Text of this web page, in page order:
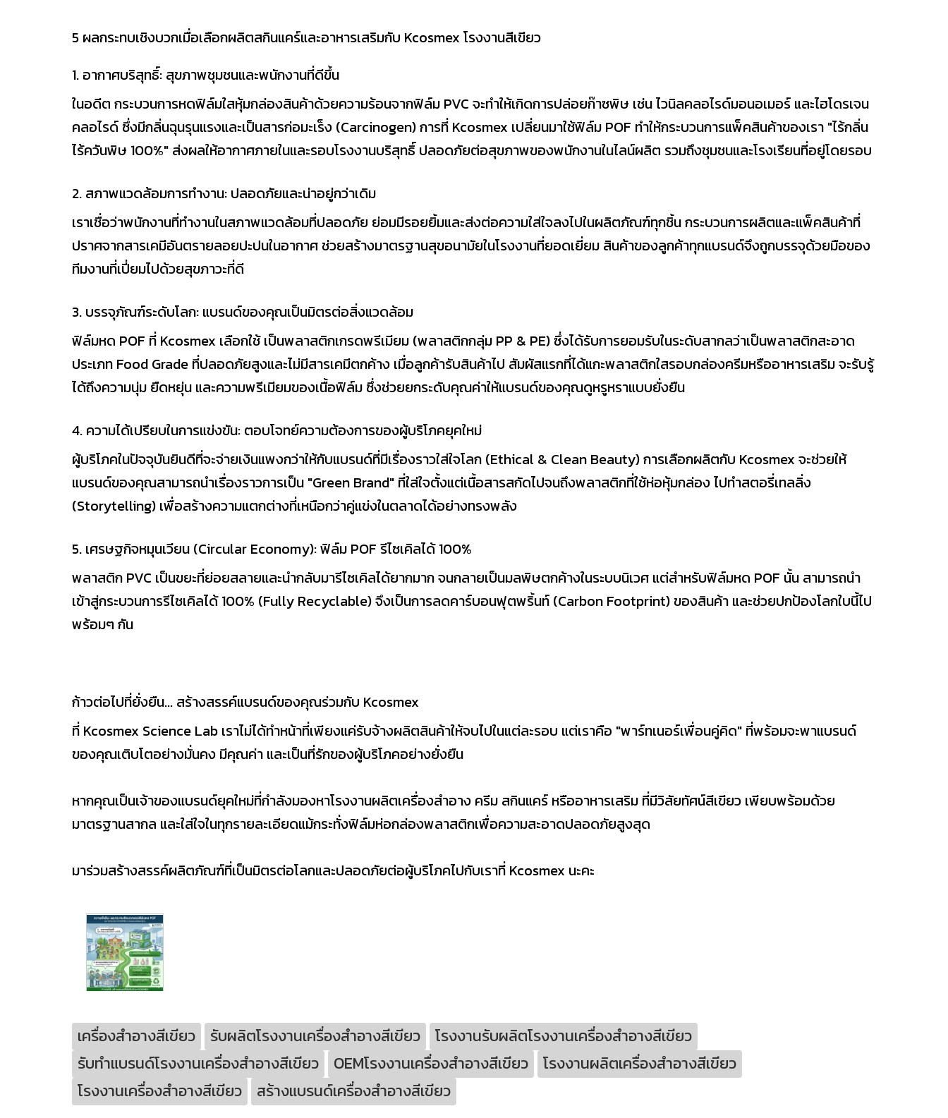
5 ผลกระทบเชิงบวกเมื่อเลือกผลิตสกินแคร์และอาหารเสริมกับ Kcosmex โรงงานสีเขียว
1. อากาศบริสุทธิ์: สุขภาพชุมชนและพนักงานที่ดีขึ้น
ในอดีต กระบวนการหดฟิล์มใสหุ้มกล่องสินค้าด้วยความร้อนจากฟิล์ม PVC จะทำให้เกิดการปล่อยก๊าซพิษ เช่น ไวนิลคลอไรด์มอนอเมอร์ และไฮโดรเจน
คลอไรด์ ซึ่งมีกลิ่นฉุนรุนแรงและเป็นสารก่อมะเร็ง (Carcinogen) การที่ Kcosmex เปลี่ยนมาใช้ฟิล์ม POF ทำให้กระบวนการแพ็คสินค้าของเรา "ไร้กลิ่น
ไร้ควันพิษ 100%" ส่งผลให้อากาศภายในและรอบโรงงานบริสุทธิ์ ปลอดภัยต่อสุขภาพของพนักงานในไลน์ผลิต รวมถึงชุมชนและโรงเรียนที่อยู่โดยรอบ
2. สภาพแวดล้อมการทำงาน: ปลอดภัยและน่าอยู่กว่าเดิม
เราเชื่อว่าพนักงานที่ทำงานในสภาพแวดล้อมที่ปลอดภัย ย่อมมีรอยยิ้มและส่งต่อความใส่ใจลงไปในผลิตภัณฑ์ทุกชิ้น กระบวนการผลิตและแพ็คสินค้าที่
ปราศจากสารเคมีอันตรายลอยปะปนในอากาศ ช่วยสร้างมาตรฐานสุขอนามัยในโรงงานที่ยอดเยี่ยม สินค้าของลูกค้าทุกแบรนด์จึงถูกบรรจุด้วยมือของ
ทีมงานที่เปี่ยมไปด้วยสุขภาวะที่ดี
3. บรรจุภัณฑ์ระดับโลก: แบรนด์ของคุณเป็นมิตรต่อสิ่งแวดล้อม
ฟิล์มหด POF ที่ Kcosmex เลือกใช้ เป็นพลาสติกเกรดพรีเมียม (พลาสติกกลุ่ม PP & PE) ซึ่งได้รับการยอมรับในระดับสากลว่าเป็นพลาสติกสะอาด
ประเภท Food Grade ที่ปลอดภัยสูงและไม่มีสารเคมีตกค้าง เมื่อลูกค้ารับสินค้าไป สัมผัสแรกที่ได้แกะพลาสติกใสรอบกล่องครีมหรืออาหารเสริม จะรับรู้
ได้ถึงความนุ่ม ยืดหยุ่น และความพรีเมียมของเนื้อฟิล์ม ซึ่งช่วยยกระดับคุณค่าให้แบรนด์ของคุณดูหรูหราแบบยั่งยืน
4. ความได้เปรียบในการแข่งขัน: ตอบโจทย์ความต้องการของผู้บริโภคยุคใหม่
ผู้บริโภคในปัจจุบันยินดีที่จะจ่ายเงินแพงกว่าให้กับแบรนด์ที่มีเรื่องราวใส่ใจโลก (Ethical & Clean Beauty) การเลือกผลิตกับ Kcosmex จะช่วยให้
แบรนด์ของคุณสามารถนำเรื่องราวการเป็น "Green Brand" ที่ใส่ใจตั้งแต่เนื้อสารสกัดไปจนถึงพลาสติกที่ใช้ห่อหุ้มกล่อง ไปทำสตอรี่เทลลิ่ง
(Storytelling) เพื่อสร้างความแตกต่างที่เหนือกว่าคู่แข่งในตลาดได้อย่างทรงพลัง
5. เศรษฐกิจหมุนเวียน (Circular Economy): ฟิล์ม POF รีไซเคิลได้ 100%
พลาสติก PVC เป็นขยะที่ย่อยสลายและนำกลับมารีไซเคิลได้ยากมาก จนกลายเป็นมลพิษตกค้างในระบบนิเวศ แต่สำหรับฟิล์มหด POF นั้น สามารถนำ
เข้าสู่กระบวนการรีไซเคิลได้ 100% (Fully Recyclable) จึงเป็นการลดคาร์บอนฟุตพริ้นท์ (Carbon Footprint) ของสินค้า และช่วยปกป้องโลกใบนี้ไป
พร้อมๆ กัน
ก้าวต่อไปที่ยั่งยืน... สร้างสรรค์แบรนด์ของคุณร่วมกับ Kcosmex
ที่ Kcosmex Science Lab เราไม่ได้ทำหน้าที่เพียงแค่รับจ้างผลิตสินค้าให้จบไปในแต่ละรอบ แต่เราคือ "พาร์ทเนอร์เพื่อนคู่คิด" ที่พร้อมจะพาแบรนด์
ของคุณเติบโตอย่างมั่นคง มีคุณค่า และเป็นที่รักของผู้บริโภคอย่างยั่งยืน
หากคุณเป็นเจ้าของแบรนด์ยุคใหม่ที่กำลังมองหาโรงงานผลิตเครื่องสำอาง ครีม สกินแคร์ หรืออาหารเสริม ที่มีวิสัยทัศน์สีเขียว เพียบพร้อมด้วย
มาตรฐานสากล และใส่ใจในทุกรายละเอียดแม้กระทั่งฟิล์มห่อกล่องพลาสติกเพื่อความสะอาดปลอดภัยสูงสุด
มาร่วมสร้างสรรค์ผลิตภัณฑ์ที่เป็นมิตรต่อโลกและปลอดภัยต่อผู้บริโภคไปกับเราที่ Kcosmex นะคะ
เครื่องสำอางสีเขียว รับผลิตโรงงานเครื่องสำอางสีเขียว
โรงงานรับผลิตโรงงานเครื่องสำอางสีเขียว
รับทำแบรนด์โรงงานเครื่องสำอางสีเขียว
OEMโรงงานเครื่องสำอางสีเขียว
โรงงานผลิตเครื่องสำอางสีเขียว
โรงงานเครื่องสำอางสีเขียว
สร้างแบรนด์เครื่องสำอางสีเขียว